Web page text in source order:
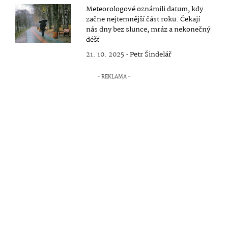
Meteorologové oznámili datum, kdy
začne nejtemnější část roku. Čekají
nás dny bez slunce, mráz a nekonečný
déšť
21. 10. 2025 •Petr Šindelář